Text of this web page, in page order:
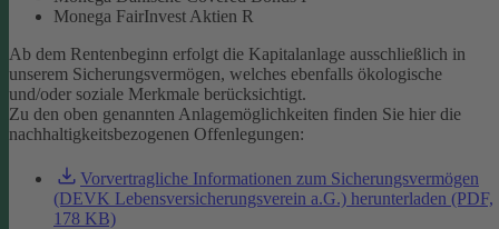
Monega FairInvest Aktien R
Ab dem Rentenbeginn erfolgt die Kapitalanlage ausschließlich in
unserem Sicherungsvermögen, welches ebenfalls ökologische
und/oder soziale Merkmale berücksichtigt.
Zu den oben genannten Anlagemöglichkeiten finden Sie hier die
nachhaltigkeitsbezogenen Offenlegungen:
Vorvertragliche Informationen zum Sicherungsvermögen
(DEVK Lebensversicherungsverein a.G.) herunterladen (PDF,
178 KB)